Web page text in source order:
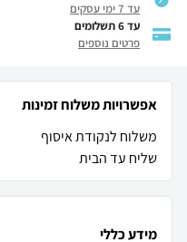
עד 7 ימי עסקים
עד 6 תשלומים
פרטים נוספים
אפשרויות משלוח זמינות
משלוח לנקודת איסוף
שליח עד הבית
מידע כללי